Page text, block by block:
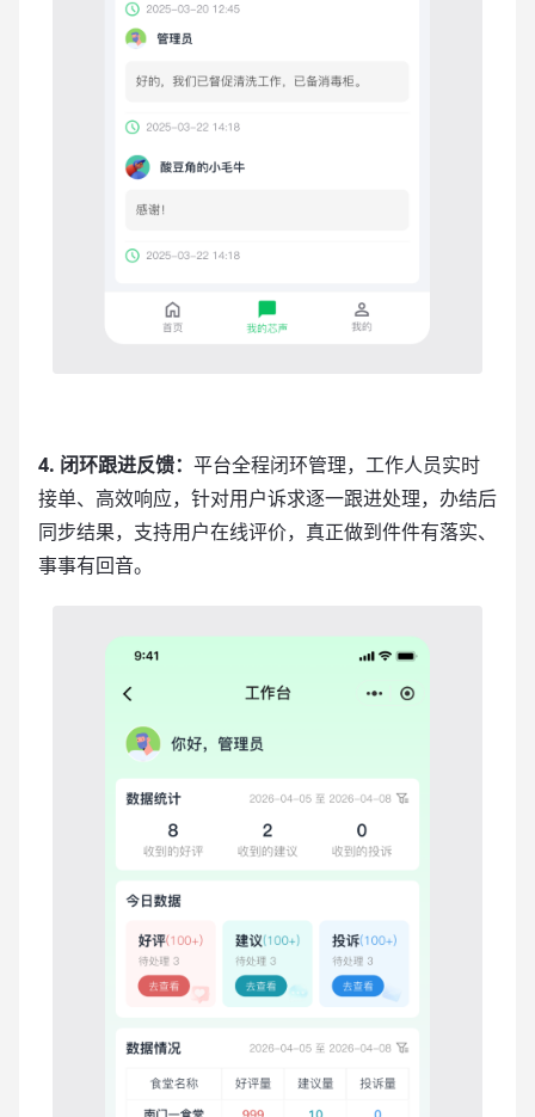
4. 闭环跟进反馈： 平台全程闭环管理，工作人员实时
接单、高效响应，针对用户诉求逐一跟进处理，办结后
同步结果，支持用户在线评价，真正做到件件有落实、
事事有回音。